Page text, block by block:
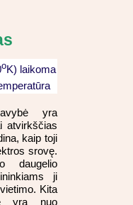
oK) laikoma
yra
atvirkščias
kaip toji
srovę.
daugelio
ji
Kita
yra nuo